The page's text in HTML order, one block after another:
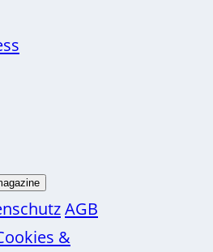
AGB
&